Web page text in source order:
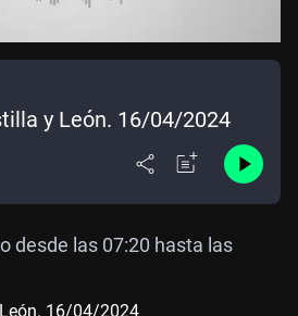
y León. 16/04/2024
desde las 07:20 hasta las
16/04/2024